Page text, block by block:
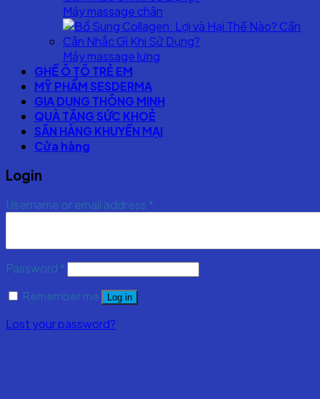
Máy massage chân
Máy massage lưng
GHẾ Ô TÔ TRẺ EM
MỸ PHẨM SESDERMA
GIA DỤNG THÔNG MINH
QUÀ TẶNG SỨC KHOẺ
SĂN HÀNG KHUYẾN MẠI
Cửa hàng
Login
Username or email address *
Password *
Remember me
Log in
Lost your password?